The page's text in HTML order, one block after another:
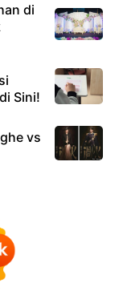
di
Sini!
vs